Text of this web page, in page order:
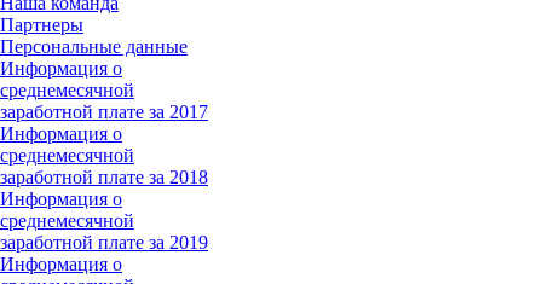
Партнеры
Персональные данные
Информация о
среднемесячной
заработной плате за 2017
Информация о
среднемесячной
заработной плате за 2018
Информация о
среднемесячной
заработной плате за 2019
Информация о